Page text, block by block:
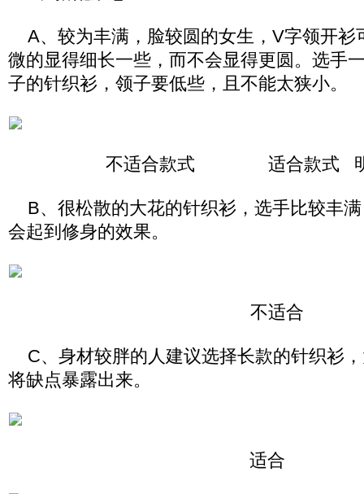
A、较为丰满，脸较圆的女生，V字领开衫
微的显得细长一些，而不会显得更圆。选手
子的针织衫，领子要低些，且不能太狭小。
不适合款式 适合款式 明星
B、很松散的大花的针织衫，选手比较丰
会起到修身的效果。
不适合
C、身材较胖的人建议选择长款的针织衫
将缺点暴露出来。
适合